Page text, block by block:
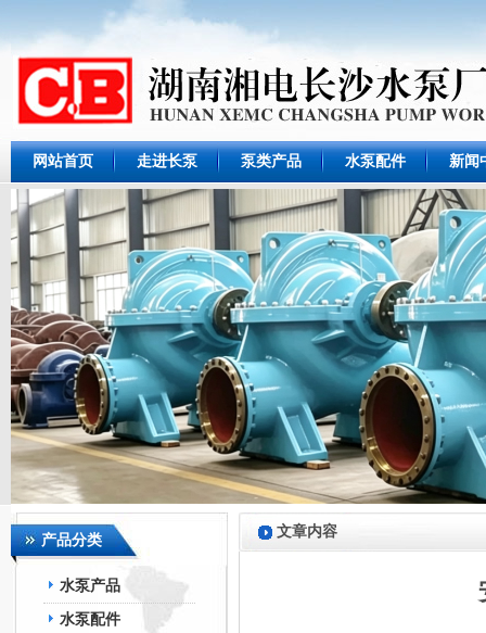
网站首页 走进长泵 泵类产品 水泵配件 新闻
产品分类
水泵产品
水泵配件
文章内容